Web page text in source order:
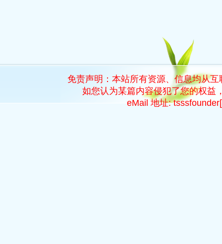
免责声明：本站所有资源、信息均从
如您认为某篇内容侵犯了您的权益
eMail 地址: